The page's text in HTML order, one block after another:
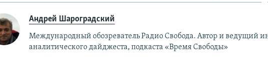
Андрей Шароградский
Международный обозреватель Радио Свобода. Автор и ведущий
аналитического дайджеста, подкаста «Время Свободы»